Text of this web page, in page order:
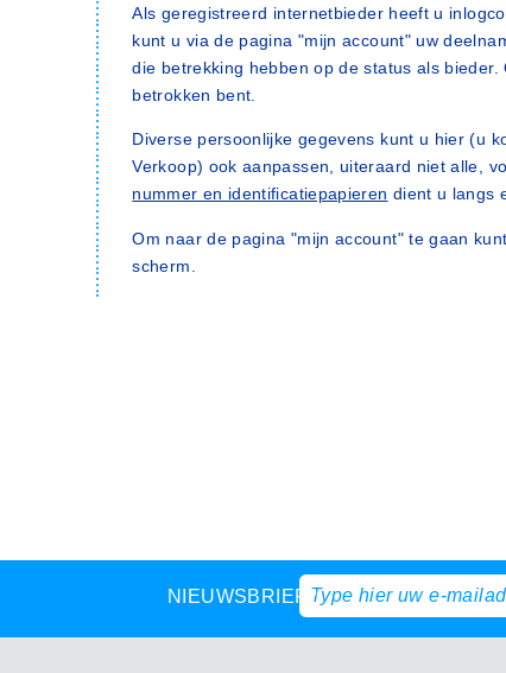
Als geregistreerd internetbieder heeft u
kunt u via de pagina "mijn account" uw
die betrekking hebben op de status als
betrokken bent.
Diverse persoonlijke gegevens kunt u hier (u
Verkoop) ook aanpassen, uiteraard niet alle,
nummer en identificatiepapieren dient u langs
Om naar de pagina "mijn account" te gaan
scherm.
NIEUWSBRIEF?